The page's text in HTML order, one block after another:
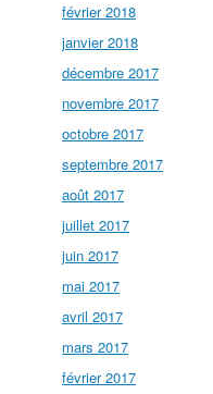
février 2018
janvier 2018
décembre 2017
novembre 2017
octobre 2017
septembre 2017
août 2017
juillet 2017
juin 2017
mai 2017
avril 2017
mars 2017
février 2017